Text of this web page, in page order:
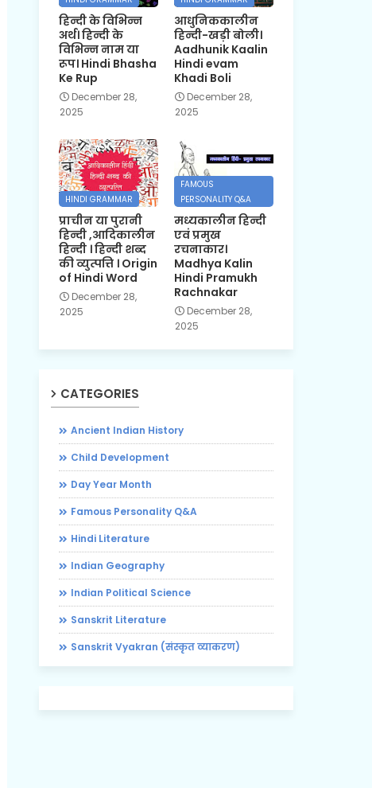
हिन्दी के विभिन्न
अर्थ। हिन्दी के
विभिन्न नाम या
रूप। Hindi Bhasha
Ke Rup
December 28,
2025
आधुनिककालीन
हिन्दी-खड़ी बोली।
Aadhunik Kaalin
Hindi evam
Khadi Boli
December 28,
2025
HINDI GRAMMAR
प्राचीन या पुरानी
हिन्दी ,आदिकालीन
हिन्दी । हिन्दी शब्द
की व्युत्पत्ति । Origin
of Hindi Word
December 28,
2025
FAMOUS
PERSONALITY Q&A
मध्यकालीन हिन्दी
एवं प्रमुख
रचनाकार।
Madhya Kalin
Hindi Pramukh
Rachnakar
December 28,
2025
CATEGORIES
Ancient Indian History
Child Development
Day Year Month
Famous Personality Q&A
Hindi Literature
Indian Geography
Indian Political Science
Sanskrit Literature
Sanskrit Vyakran (संस्कृत व्याकरण)